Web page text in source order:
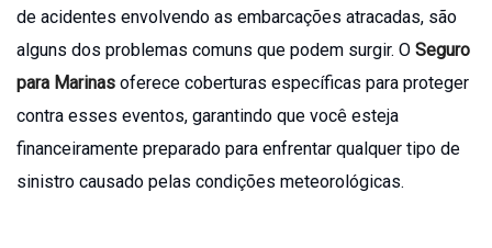
Seguro
Saúde
Seguro
Pessoa
Jurídica
de acidentes envolvendo as embarcações atracadas, são
alguns dos problemas comuns que podem surgir. O Seguro
para Marinas oferece coberturas específicas para proteger
contra esses eventos, garantindo que você esteja
financeiramente preparado para enfrentar qualquer tipo de
sinistro causado pelas condições meteorológicas.